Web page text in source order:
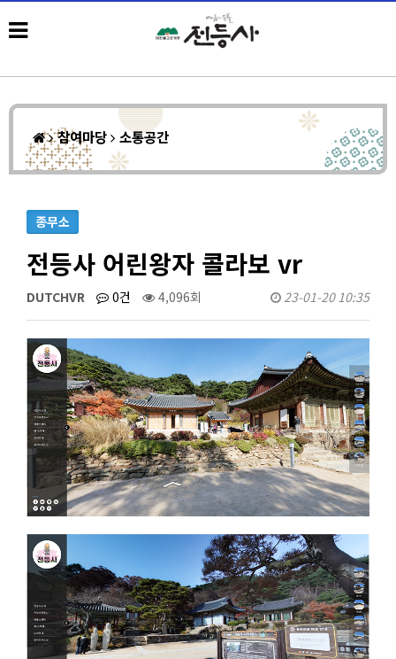
참여마당 소통공간
종무소
전등사 어린왕자 콜라보 vr
DUTCHVR 0건 4,096회 23-01-20 10:35